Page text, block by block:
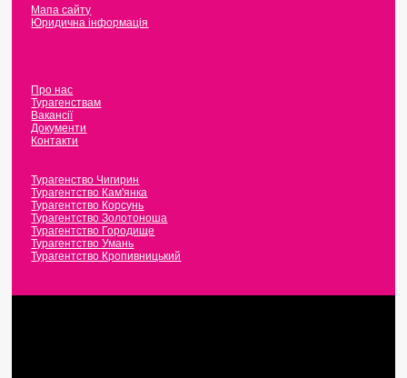
Мапа сайту
Юридична інформація
Про нас
Турагенствам
Вакансії
Документи
Контакти
Турагенство Чигирин
Турагентство Кам'янка
Турагентство Корсунь
Турагентство Золотоноша
Турагентство Городище
Турагентство Умань
Турагентство Кропивницький